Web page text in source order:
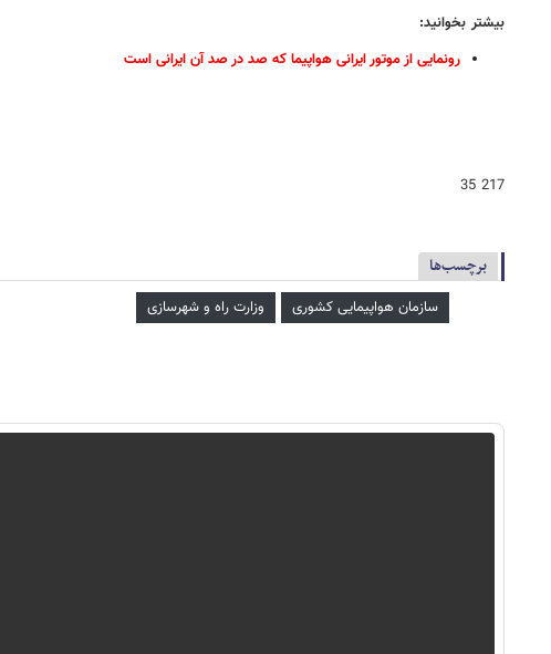
بیشتر بخوانید:
رونمایی از موتور ایرانی هواپیما که صد در صد آن ایرانی است
217 35
برچسب‌ها
سازمان هواپیمایی کشوری وزارت راه و شهرسازی